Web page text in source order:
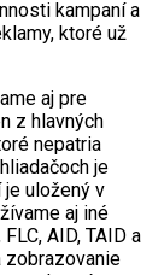
kampaní a
ktoré už
aj pre
z hlavných
nepatria
je
uložený v
aj iné
AID, TAID a
zobrazovanie